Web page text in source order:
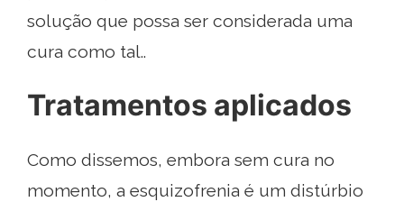
solução que possa ser considerada uma
cura como tal..
Tratamentos aplicados
Como dissemos, embora sem cura no
momento, a esquizofrenia é um distúrbio